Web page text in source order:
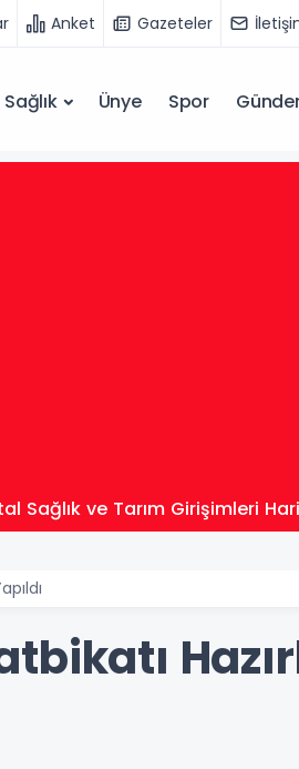
Anket Gazeteler
Sağlık Ünye Spor
Sağlık ve Tarım Girişimleri